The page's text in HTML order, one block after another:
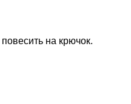
на крючок.